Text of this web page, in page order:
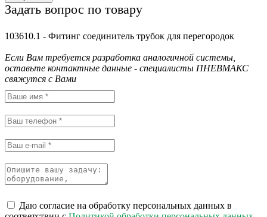
Задать вопрос по товару
103610.1 - Фитинг соединитель трубок для перегородок
Если Вам требуется разработка аналогичной системы,
оставьте контактные данные - специалисты ПНЕВМАКС
свяжутся с Вами
Даю согласие на обработку персональных данных в